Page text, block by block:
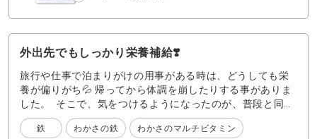
外出先でもしっかり栄養補給❣️
旅行や仕事で泊まりがけの用事がある時は、どうしても栄
養が偏りがち💦 帰ってから体調を崩したりする事がありま
した。 そこで、気をつけるようになったのが、普段と同じ
様にしっかりと栄養をとる事です。 特に鉄は、赤血球を作
るのに必要な栄養素。しかし、普段の食事から摂ることが
鉄 わかさの鉄 わかさのマルチビタミン